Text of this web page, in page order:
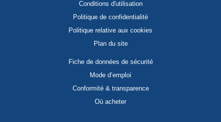
Conditions d'utilisation
Politique de confidentialité
Politique relative aux cookies
Plan du site
Fiche de données de sécurité
Mode d’emploi
Conformité & transparence
Où acheter